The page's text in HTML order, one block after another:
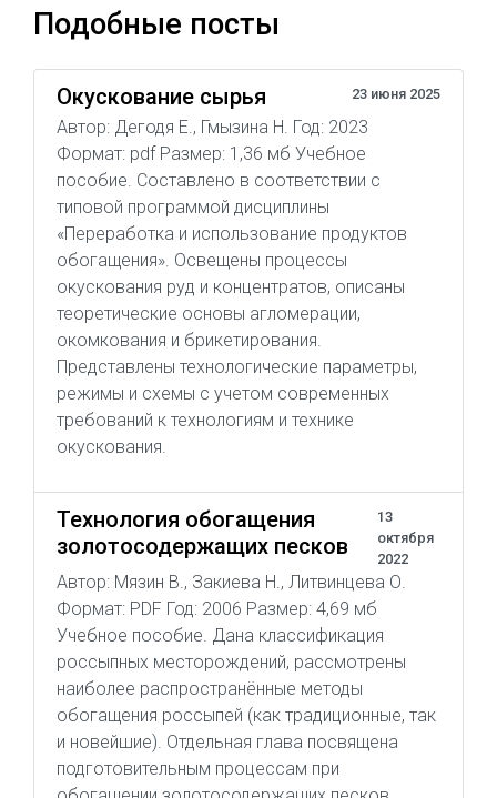
Подобные посты
Окускование сырья 23 июня 2025
Автор: Дегодя Е., Гмызина Н. Год: 2023
Формат: pdf Размер: 1,36 мб Учебное
пособие. Составлено в соответствии с
типовой программой дисциплины
«Переработка и использование продуктов
обогащения». Освещены процессы
окускования руд и концентратов, описаны
теоретические основы агломерации,
окомкования и брикетирования.
Представлены технологические параметры,
режимы и схемы с учетом современных
требований к технологиям и технике
окускования.
Технология обогащения
золотосодержащих песков
13
октября
2022
Автор: Мязин В., Закиева Н., Литвинцева О.
Формат: PDF Год: 2006 Размер: 4,69 мб
Учебное пособие. Дана классификация
россыпных месторождений, рассмотрены
наиболее распространённые методы
обогащения россыпей (как традиционные, так
и новейшие). Отдельная глава посвящена
подготовительным процессам при